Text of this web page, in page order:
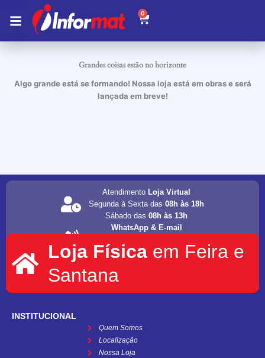
para
conteúdo
Grandes coisas estão no horizonte
Algo grande está se formando! Nossa loja está em obras e será
lançada em breve!
Atendimento Loja Virtual
Segunda à Sexta das08h às 18h
Sábado das08h às 13h
WhatsApp & E-mail
informat.servicos1@gmail.com
Loja Física em Feira e
Santana
INSTITUCIONAL
Quem Somos
Localização
Nossa Loja
0
Carrinho